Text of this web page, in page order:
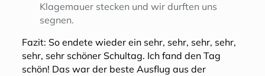
Klagemauer stecken und wir durften uns
segnen.
Fazit: So endete wieder ein sehr, sehr, sehr, sehr,
sehr, sehr schöner Schultag. Ich fand den Tag
schön! Das war der beste Ausflug aus der